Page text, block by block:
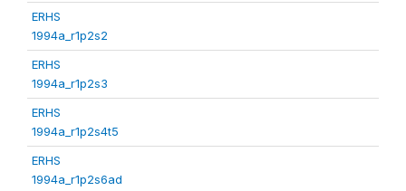
ERHS
1994a_r1p2s2
ERHS
1994a_r1p2s3
ERHS
1994a_r1p2s4t5
ERHS
1994a_r1p2s6ad